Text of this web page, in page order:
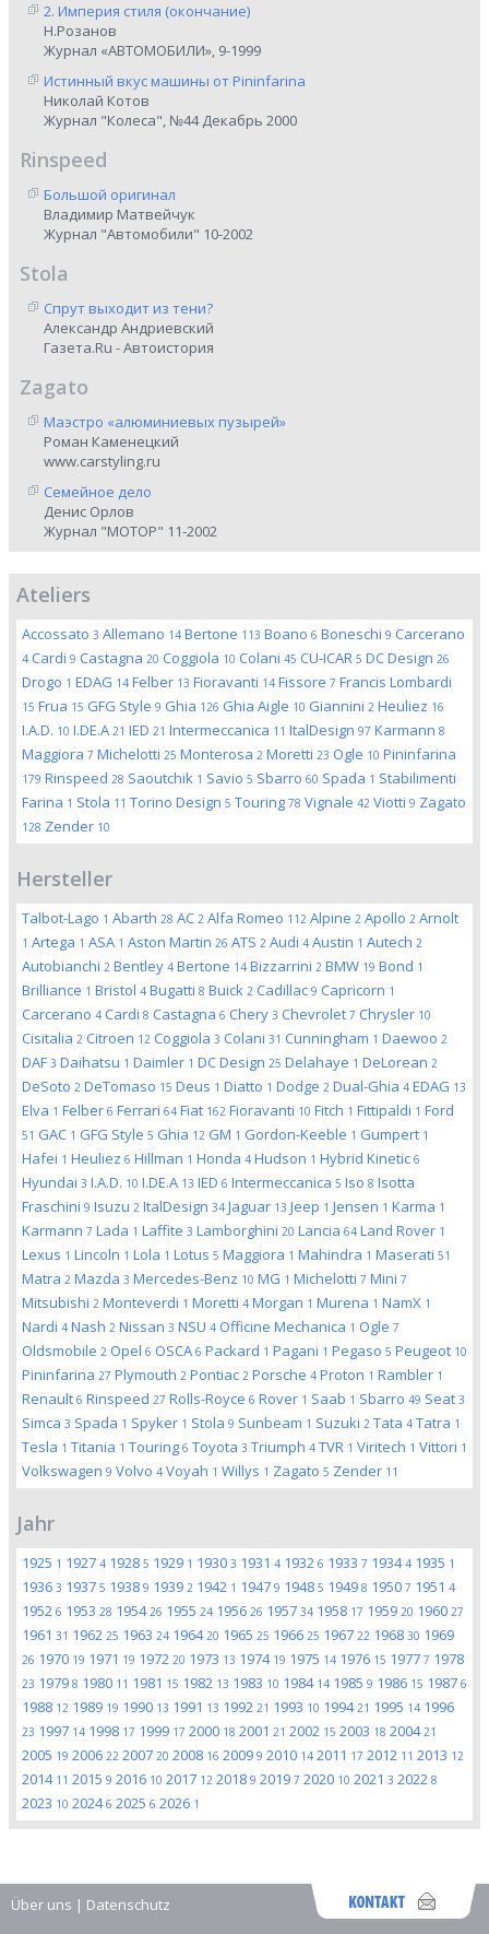
2. Империя стиля (окончание)
Н.Розанов
Журнал «АВТОМОБИЛИ», 9-1999
Истинный вкус машины от Pininfarina
Николай Котов
Журнал "Колеса", №44 Декабрь 2000
Rinspeed
Большой оригинал
Владимир Матвейчук
Журнал "Автомобили" 10-2002
Stola
Спрут выходит из тени?
Александр Андриевский
Газета.Ru - Автоистория
Zagato
Маэстро «алюминиевых пузырей»
Роман Каменецкий
www.carstyling.ru
Семейное дело
Денис Орлов
Журнал "МОТОР" 11-2002
Ateliers
Accossato 3 Allemano 14 Bertone 113 Boano 6 Boneschi 9 Carcerano
4 Cardi 9 Castagna 20 Coggiola 10 Colani 45 CU-ICAR 5 DC Design 26
Drogo 1 EDAG 14 Felber 13 Fioravanti 14 Fissore 7 Francis Lombardi
15 Frua 15 GFG Style 9 Ghia 126 Ghia Aigle 10 Giannini 2 Heuliez 16
I.A.D. 10 I.DE.A 21 IED 21 Intermeccanica 11 ItalDesign 97 Karmann 8
Maggiora 7 Michelotti 25 Monterosa 2 Moretti 23 Ogle 10 Pininfarina
179 Rinspeed 28 Saoutchik 1 Savio 5 Sbarro 60 Spada 1 Stabilimenti
Farina 1 Stola 11 Torino Design 5 Touring 78 Vignale 42 Viotti 9 Zagato
128 Zender 10
Hersteller
Talbot-Lago 1 Abarth 28 AC 2 Alfa Romeo 112 Alpine 2 Apollo 2 Arnolt
1 Artega 1 ASA 1 Aston Martin 26 ATS 2 Audi 4 Austin 1 Autech 2
Autobianchi 2 Bentley 4 Bertone 14 Bizzarrini 2 BMW 19 Bond 1
Brilliance 1 Bristol 4 Bugatti 8 Buick 2 Cadillac 9 Capricorn 1
Carcerano 4 Cardi 8 Castagna 6 Chery 3 Chevrolet 7 Chrysler 10
Cisitalia 2 Citroen 12 Coggiola 3 Colani 31 Cunningham 1 Daewoo 2
DAF 3 Daihatsu 1 Daimler 1 DC Design 25 Delahaye 1 DeLorean 2
DeSoto 2 DeTomaso 15 Deus 1 Diatto 1 Dodge 2 Dual-Ghia 4 EDAG 13
Elva 1 Felber 6 Ferrari 64 Fiat 162 Fioravanti 10 Fitch 1 Fittipaldi 1 Ford
51 GAC 1 GFG Style 5 Ghia 12 GM 1 Gordon-Keeble 1 Gumpert 1
Hafei 1 Heuliez 6 Hillman 1 Honda 4 Hudson 1 Hybrid Kinetic 6
Hyundai 3 I.A.D. 10 I.DE.A 13 IED 6 Intermeccanica 5 Iso 8 Isotta
Fraschini 9 Isuzu 2 ItalDesign 34 Jaguar 13 Jeep 1 Jensen 1 Karma 1
Karmann 7 Lada 1 Laffite 3 Lamborghini 20 Lancia 64 Land Rover 1
Lexus 1 Lincoln 1 Lola 1 Lotus 5 Maggiora 1 Mahindra 1 Maserati 51
Matra 2 Mazda 3 Mercedes-Benz 10 MG 1 Michelotti 7 Mini 7
Mitsubishi 2 Monteverdi 1 Moretti 4 Morgan 1 Murena 1 NamX 1
Nardi 4 Nash 2 Nissan 3 NSU 4 Officine Mechanica 1 Ogle 7
Oldsmobile 2 Opel 6 OSCA 6 Packard 1 Pagani 1 Pegaso 5 Peugeot 10
Pininfarina 27 Plymouth 2 Pontiac 2 Porsche 4 Proton 1 Rambler 1
Renault 6 Rinspeed 27 Rolls-Royce 6 Rover 1 Saab 1 Sbarro 49 Seat 3
Simca 3 Spada 1 Spyker 1 Stola 9 Sunbeam 1 Suzuki 2 Tata 4 Tatra 1
Tesla 1 Titania 1 Touring 6 Toyota 3 Triumph 4 TVR 1 Viritech 1 Vittori 1
Volkswagen 9 Volvo 4 Voyah 1 Willys 1 Zagato 5 Zender 11
Jahr
1925 1 1927 4 1928 5 1929 1 1930 3 1931 4 1932 6 1933 7 19344 1935 1
1936 3 1937 5 1938 9 1939 2 1942 1 1947 9 1948 5 1949 8 1950 7 1951 4
1952 6 1953 28 195426 1955 24 1956 26 1957 34 1958 17 1959 20 1960 27
1961 31 1962 25 1963 24 196420 1965 25 1966 25 1967 22 1968 30 1969
26 1970 19 1971 19 1972 20 1973 13 1974 19 1975 14 1976 15 1977 7 1978
23 1979 8 1980 11 1981 15 1982 13 1983 10 1984 14 1985 9 1986 15 1987 6
1988 12 1989 19 1990 13 1991 13 1992 21 1993 10 199421 1995 14 1996
23 1997 14 1998 17 1999 17 2000 18 2001 21 2002 15 2003 18 200421
2005 19 2006 22 2007 20 2008 16 2009 9 2010 14 2011 17 2012 11 2013 12
2014 11 2015 9 2016 10 2017 12 2018 9 2019 7 2020 10 2021 3 2022 8
2023 10 20246 2025 6 2026 1
Über uns | Datenschutz